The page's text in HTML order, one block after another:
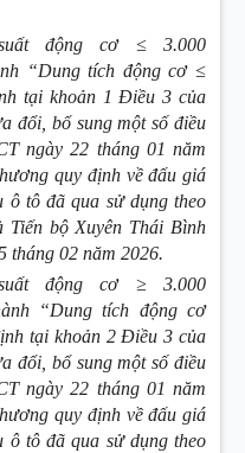
động cơ ≤ 3.000
“Dung tích động cơ ≤
tại khoản 1 Điều 3 của
đổi, bổ sung một số điều
ngày 22 tháng 01 năm
quy định về đấu giá
ô tô đã qua sử dụng theo
bộ Xuyên Thái Bình
tháng 02 năm 2026.
động cơ ≥ 3.000
“Dung tích động cơ
tại khoản 2 Điều 3 của
đổi, bổ sung một số điều
ngày 22 tháng 01 năm
quy định về đấu giá
ô tô đã qua sử dụng theo